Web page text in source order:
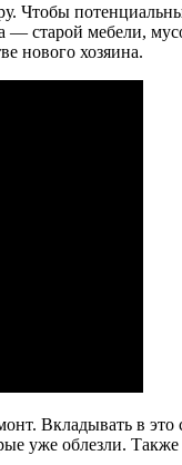
Чтобы
— старой мебели,
нового хозяина.
Вкладывать в
уже облезли.